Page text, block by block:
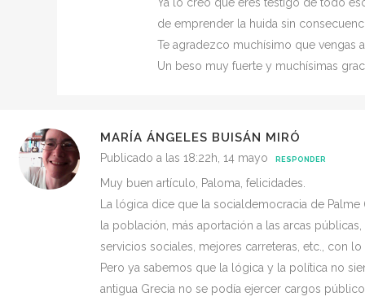
de emprender la huida sin
Te agradezco muchísimo que vengas
Un beso muy fuerte y muchísimas
MARÍA ÁNGELES BUISÁN MIRÓ
Publicado a las 18:22h, 14 mayo RESPONDER
Muy buen artículo, Paloma, felicidades.
La lógica dice que la socialdemocracia de
la población, más aportación a las arcas
servicios sociales, mejores carreteras, etc., con
Pero ya sabemos que la lógica y la política no
antigua Grecia no se podía ejercer cargos